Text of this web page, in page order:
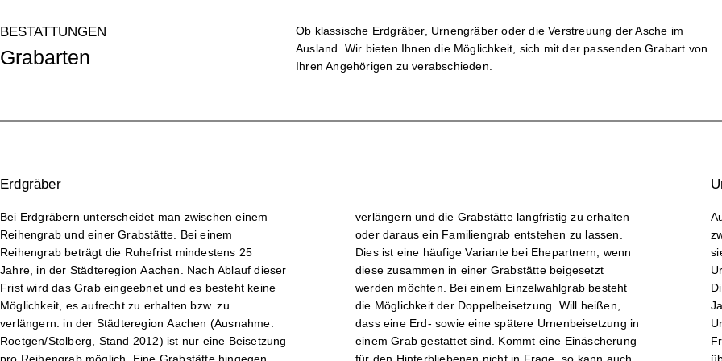
BESTATTUNGEN
Grabarten
Ob klassische Erdgräber, Urnengräber oder die Verstreuung der Asche im
Ausland. Wir bieten Ihnen die Möglichkeit, sich mit der passenden Grabart von
Ihren Angehörigen zu verabschieden.
Erd­gräber
Bei Erdgräbern unterscheidet man zwischen einem
Reihengrab und einer Grabstätte. Bei einem
Reihengrab beträgt die Ruhefrist mindestens 25
Jahre, in der Städteregion Aachen. Nach Ablauf dieser
Frist wird das Grab eingeebnet und es besteht keine
Möglichkeit, es aufrecht zu erhalten bzw. zu
verlängern. in der Städteregion Aachen (Ausnahme:
Roetgen/Stolberg, Stand 2012) ist nur eine Beisetzung
verlängern und die Grabstätte langfristig zu erhalten
oder daraus ein Familiengrab entstehen zu lassen.
Dies ist eine häufige Variante bei Ehepartnern, wenn
diese zusammen in einer Grabstätte beigesetzt
werden möchten. Bei einem Einzelwahlgrab besteht
die Möglichkeit der Doppelbeisetzung. Will heißen,
dass eine Erd- sowie eine spätere Urnenbeisetzung in
einem Grab gestattet sind. Kommt eine Einäscherung